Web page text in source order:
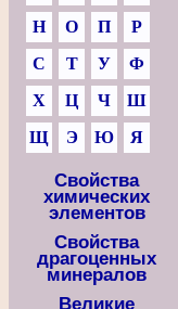
Н
О П
Р
С
Т У
Ф
Х
Ц Ч
Ш
Щ
Э Ю Я
Свойства
химических
элементов
Свойства
драгоценных
минералов
Великие